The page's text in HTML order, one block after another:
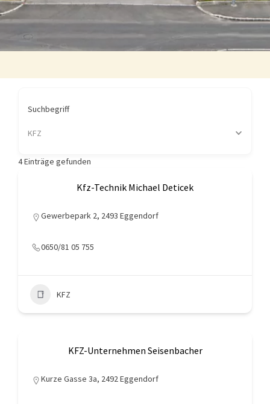
Suchbegriff
KFZ
4Einträge gefunden
Kfz-Technik Michael Deticek
Gewerbepark 2, 2493 Eggendorf
0650/81 05 755
KFZ
KFZ-Unternehmen Seisenbacher
Kurze Gasse 3a, 2492 Eggendorf